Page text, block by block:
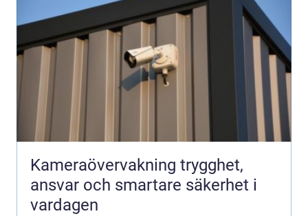
Kameraövervakning trygghet,
ansvar och smartare säkerhet i
vardagen